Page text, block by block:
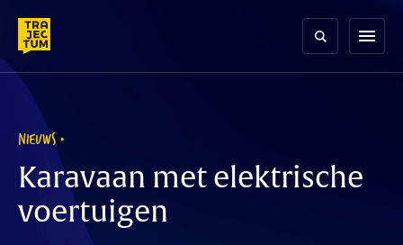
content
menu
NIEUWS
Karavaan met elektrische
voertuigen